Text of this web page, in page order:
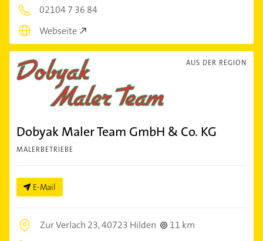
02104 7 36 84
Webseite
AUS DER REGION
Dobyak Maler Team GmbH & Co. KG
MALERBETRIEBE
E-Mail
Zur Verlach 23,40723 Hilden
11 km